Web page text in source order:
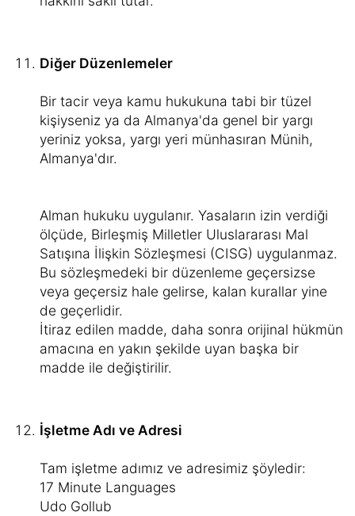
Diğer Düzenlemeler
Bir tacir veya kamu hukukuna tabi bir tüzel
kişiyseniz ya da Almanya'da genel bir yargı
yeriniz yoksa, yargı yeri münhasıran Münih,
Almanya'dır.
Alman hukuku uygulanır. Yasaların izin verdiği
ölçüde, Birleşmiş Milletler Uluslararası Mal
Satışına İlişkin Sözleşmesi (CISG) uygulanmaz.
Bu sözleşmedeki bir düzenleme geçersizse
veya geçersiz hale gelirse, kalan kurallar yine
de geçerlidir.
İtiraz edilen madde, daha sonra orijinal hükmün
amacına en yakın şekilde uyan başka bir
madde ile değiştirilir.
İşletme Adı ve Adresi
Tam işletme adımız ve adresimiz şöyledir:
17 Minute Languages
Udo Gollub